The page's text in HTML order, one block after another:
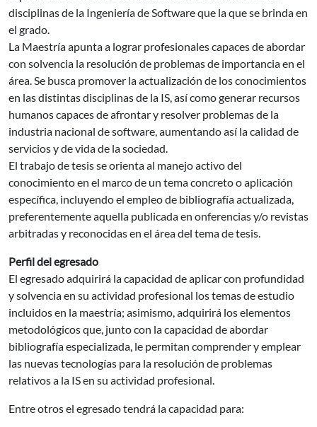
disciplinas de la Ingeniería de Software que la que se brinda en
el grado.
La Maestría apunta a lograr profesionales capaces de abordar
con solvencia la resolución de problemas de importancia en el
área. Se busca promover la actualización de los conocimientos
en las distintas disciplinas de la IS, así como generar recursos
humanos capaces de afrontar y resolver problemas de la
industria nacional de software, aumentando así la calidad de
servicios y de vida de la sociedad.
El trabajo de tesis se orienta al manejo activo del
conocimiento en el marco de un tema concreto o aplicación
específica, incluyendo el empleo de bibliografía actualizada,
preferentemente aquella publicada en onferencias y/o revistas
arbitradas y reconocidas en el área del tema de tesis.
Perfil del egresado
El egresado adquirirá la capacidad de aplicar con profundidad
y solvencia en su actividad profesional los temas de estudio
incluidos en la maestría; asimismo, adquirirá los elementos
metodológicos que, junto con la capacidad de abordar
bibliografía especializada, le permitan comprender y emplear
las nuevas tecnologías para la resolución de problemas
relativos a la IS en su actividad profesional.
Entre otros el egresado tendrá la capacidad para: